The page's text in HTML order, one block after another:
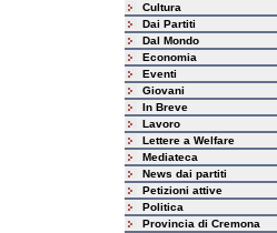
Cultura
Dai Partiti
Dal Mondo
Economia
Eventi
Giovani
In Breve
Lavoro
Lettere a Welfare
Mediateca
News dai partiti
Petizioni attive
Politica
Provincia di Cremona